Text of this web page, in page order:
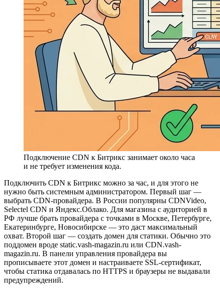
Подключение CDN к Битрикс занимает около часа
и не требует изменения кода.
Подключить CDN к Битрикс можно за час, и для этого не
нужно быть системным администратором. Первый шаг —
выбрать CDN-провайдера. В России популярны CDNVideo,
Selectel CDN и Яндекс.Облако. Для магазина с аудиторией в
РФ лучше брать провайдера с точками в Москве, Петербурге,
Екатеринбурге, Новосибирске — это даст максимальный
охват. Второй шаг — создать домен для статики. Обычно это
поддомен вроде static.vash-magazin.ru или CDN.vash-
magazin.ru. В панели управления провайдера вы
прописываете этот домен и настраиваете SSL-сертификат,
чтобы статика отдавалась по HTTPS и браузеры не выдавали
предупреждений.